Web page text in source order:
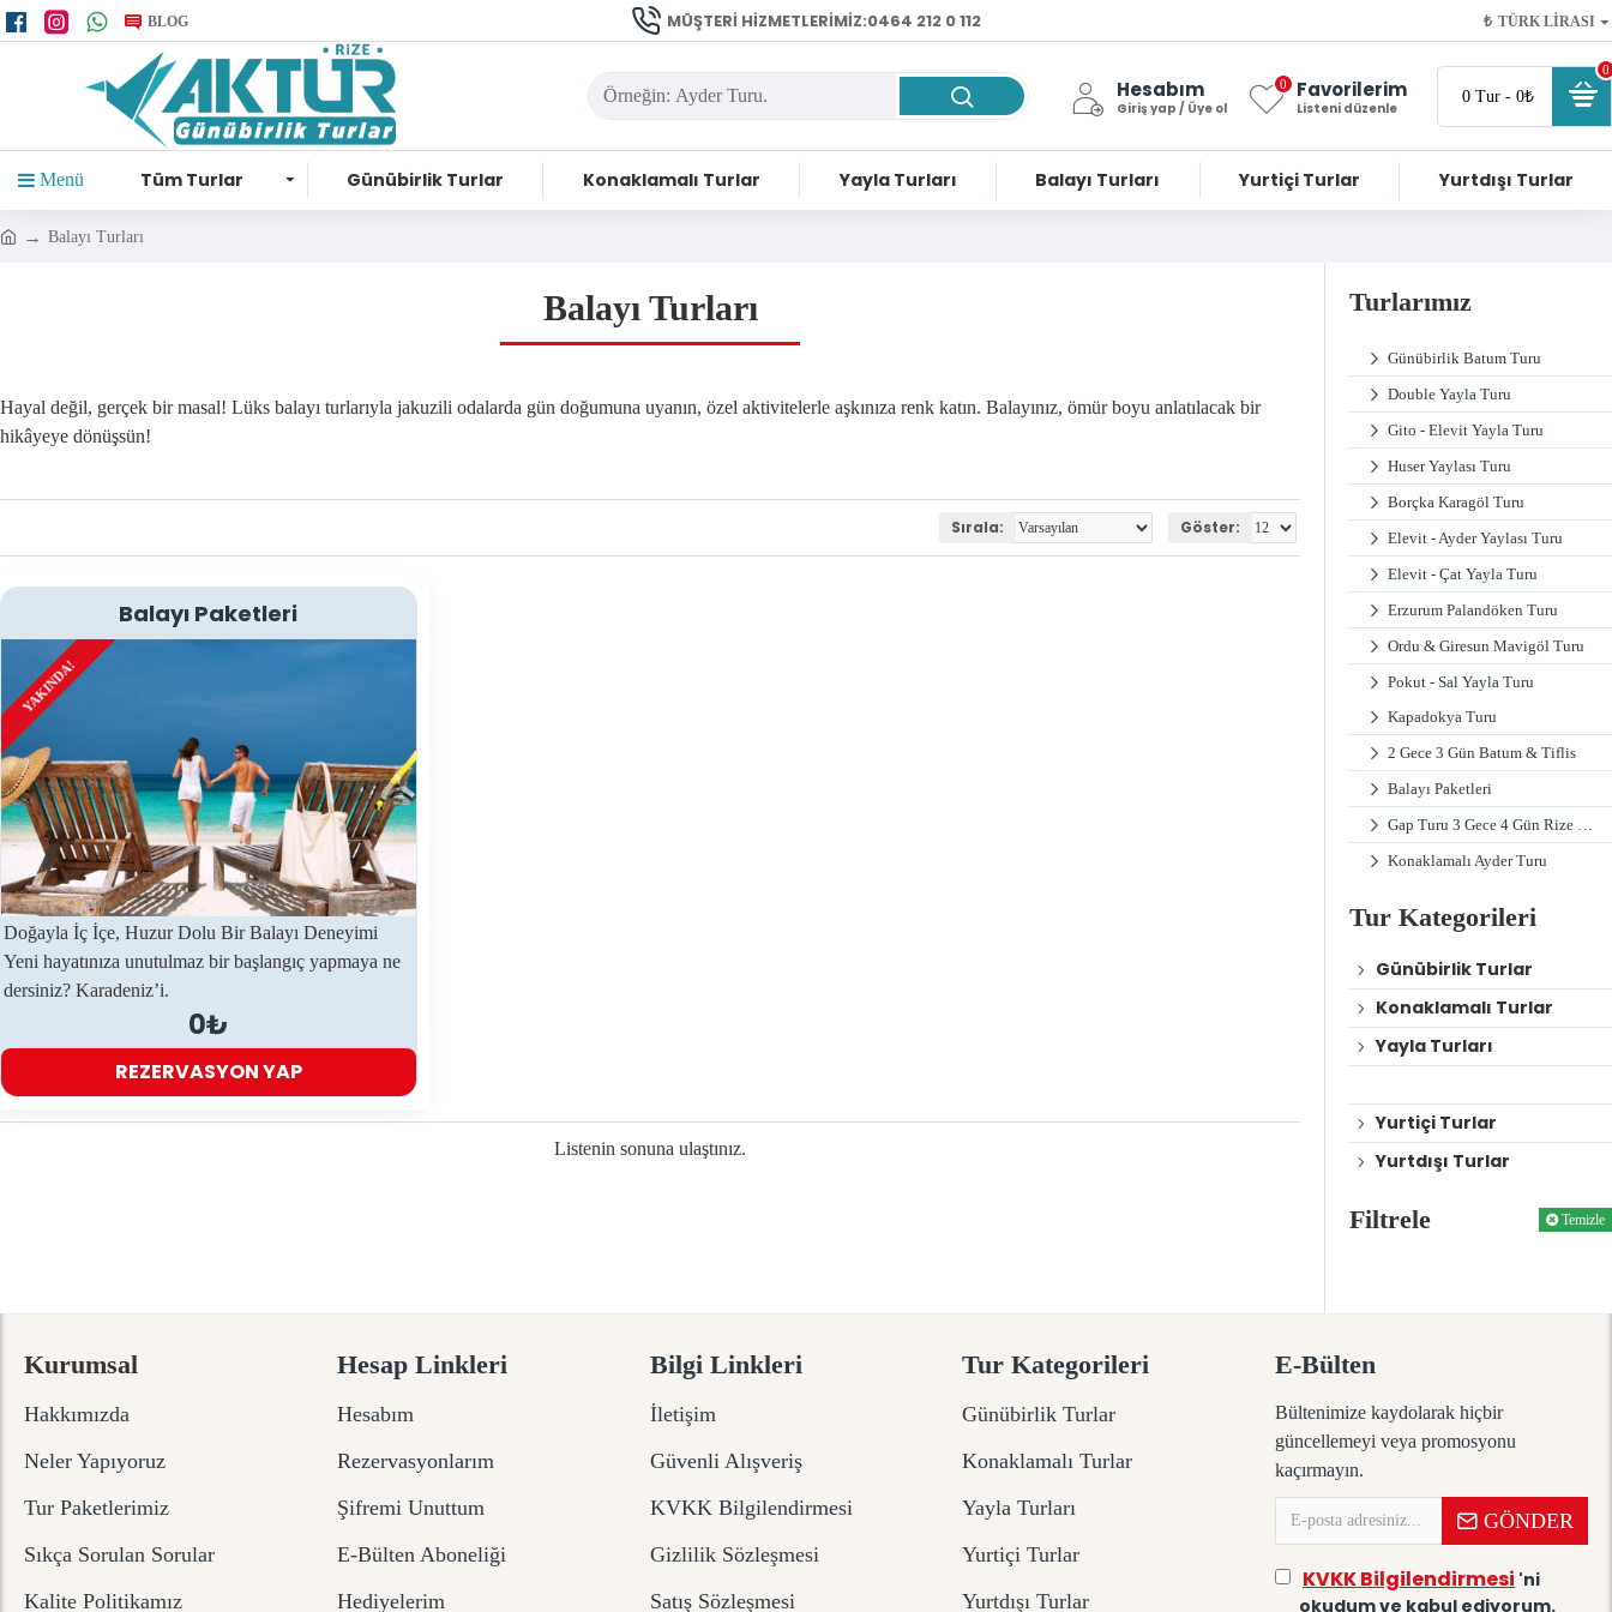
BLOG MÜŞTERI HIZMETLERIMIZ:0464 212 0 112 ₺ TÜRK LIRASI
Hesabım
Giriş yap / Üye ol
Favorilerim
Listeni düzenle
0
0 Tur - 0₺
0
Menü Tüm Turlar Günübirlik Turlar Konaklamalı Turlar Yayla Turları Balayı Turları Yurtiçi Turlar Yurtdışı Turlar
Balayı Turları
Balayı Turları
Hayal değil, gerçek bir masal! Lüks balayı turlarıyla jakuzili odalarda gün doğumuna uyanın, özel aktivitelerle aşkınıza renk katın. Balayınız, ömür boyu anlatılacak bir
hikâyeye dönüşsün!
Sırala: Göster:
Balayı Paketleri
KONAKLAMALI
YAKINDA!
Doğayla İç İçe, Huzur Dolu Bir Balayı Deneyimi
Yeni hayatınıza unutulmaz bir başlangıç yapmaya ne
dersiniz? Karadeniz’i.
0₺
REZERVASYON YAP
Listenin sonuna ulaştınız.
Turlarımız
Günübirlik Batum Turu
Double Yayla Turu
Gito - Elevit Yayla Turu
Huser Yaylası Turu
Borçka Karagöl Turu
Elevit - Ayder Yaylası Turu
Elevit - Çat Yayla Turu
Erzurum Palandöken Turu
Ordu & Giresun Mavigöl Turu
Pokut - Sal Yayla Turu
Kapadokya Turu
2 Gece 3 Gün Batum & Tiflis
Balayı Paketleri
Gap Turu 3 Gece 4 Gün Rize Çıkışlı
Konaklamalı Ayder Turu
Tur Kategorileri
Günübirlik Turlar
Konaklamalı Turlar
Yayla Turları
Yurtiçi Turlar
Yurtdışı Turlar
Filtrele Temizle
Kurumsal
Hakkımızda
Neler Yapıyoruz
Tur Paketlerimiz
Sıkça Sorulan Sorular
Kalite Politikamız
Hesap Linkleri
Hesabım
Rezervasyonlarım
Şifremi Unuttum
E-Bülten Aboneliği
Hediyelerim
Bilgi Linkleri
İletişim
Güvenli Alışveriş
KVKK Bilgilendirmesi
Gizlilik Sözleşmesi
Satış Sözleşmesi
Tur Kategorileri
Günübirlik Turlar
Konaklamalı Turlar
Yayla Turları
Yurtiçi Turlar
Yurtdışı Turlar
E-Bülten
Bültenimize kaydolarak hiçbir
güncellemeyi veya promosyonu
kaçırmayın.
GÖNDER
KVKK Bilgilendirmesi 'ni
okudum ve kabul ediyorum.